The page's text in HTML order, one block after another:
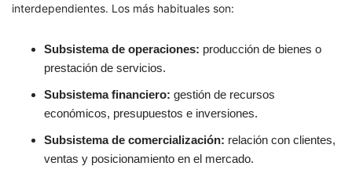
interdependientes. Los más habituales son:
Subsistema de operaciones: producción de bienes o
prestación de servicios.
Subsistema financiero: gestión de recursos
económicos, presupuestos e inversiones.
Subsistema de comercialización: relación con clientes,
ventas y posicionamiento en el mercado.